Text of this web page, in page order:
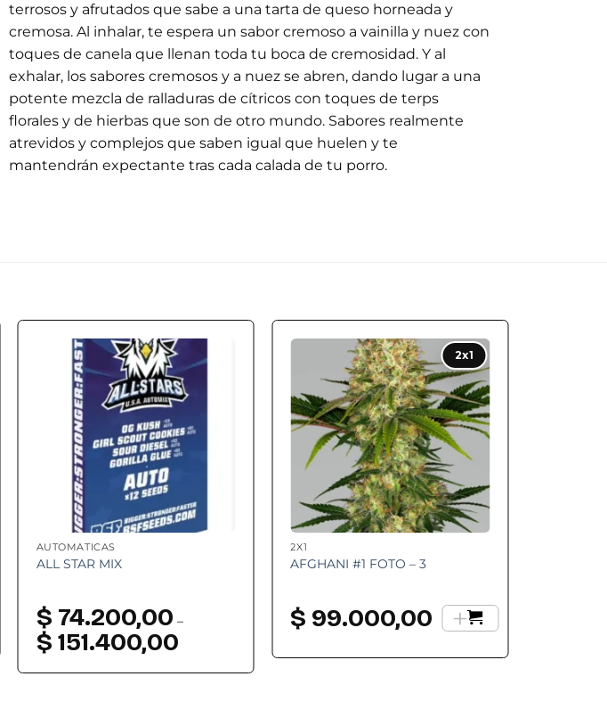
terrosos y afrutados que sabe a una tarta de queso horneada y
cremosa. Al inhalar, te espera un sabor cremoso a vainilla y nuez con
toques de canela que llenan toda tu boca de cremosidad. Y al
exhalar, los sabores cremosos y a nuez se abren, dando lugar a una
potente mezcla de ralladuras de cítricos con toques de terps
florales y de hierbas que son de otro mundo. Sabores realmente
atrevidos y complejos que saben igual que huelen y te
mantendrán expectante tras cada calada de tu porro.
wishlist
AUTOMÁTICAS
ALL STAR MIX
$ 74.200,00 –
$ 151.400,00Rango
de
desde
2x1
Add to
wishlist
2X1
AFGHANI #1 FOTO – 3
$ 99.000,00 +